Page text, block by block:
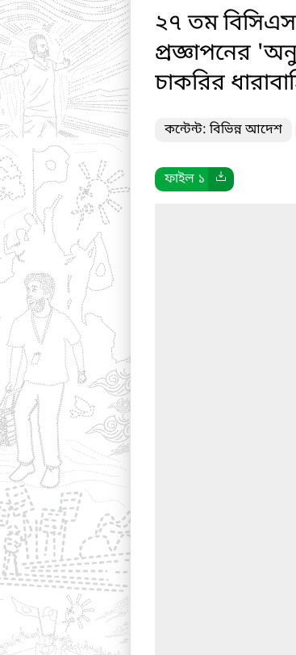
২৭ তম বিসিএস
প্রজ্ঞাপনের
চাকরির
কন্টেন্ট: বিভিন্ন আদেশ
ফাইল ১